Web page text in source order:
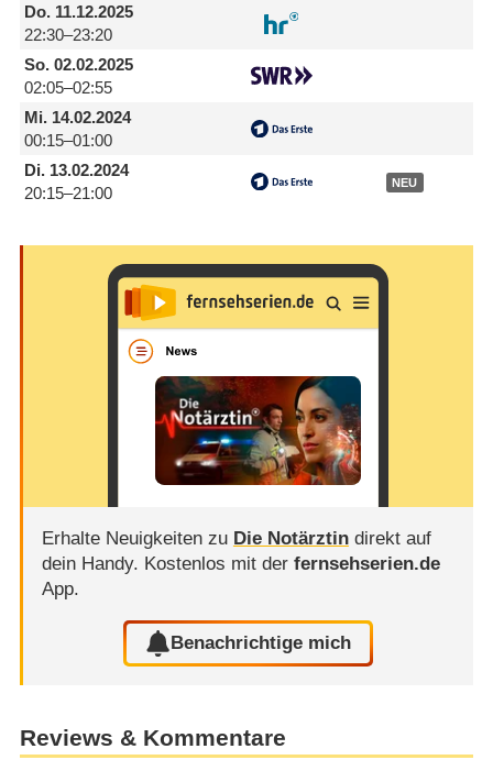
Do.11.12.2025
22:30–23:20
So.02.02.2025
02:05–02:55
Mi.14.02.2024
00:15–01:00
Di.13.02.2024
20:15–21:00
NEU
Erhalte Neuigkeiten zu Die Notärztindirekt auf
dein Handy. Kostenlos mit der fernsehserien.de
App.
Benachrichtige mich
Reviews & Kommentare